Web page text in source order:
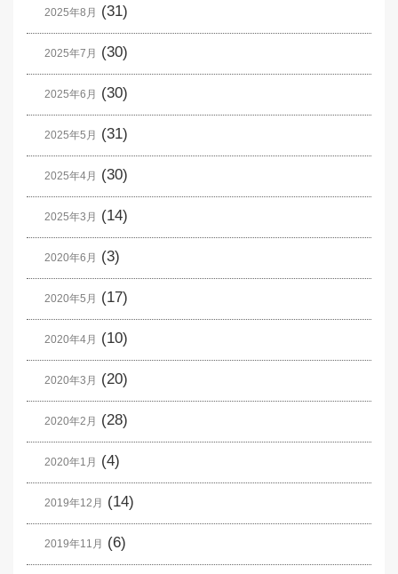
2025年8月 (31)
2025年7月 (30)
2025年6月 (30)
2025年5月 (31)
2025年4月 (30)
2025年3月 (14)
2020年6月 (3)
2020年5月 (17)
2020年4月 (10)
2020年3月 (20)
2020年2月 (28)
2020年1月 (4)
2019年12月 (14)
2019年11月 (6)